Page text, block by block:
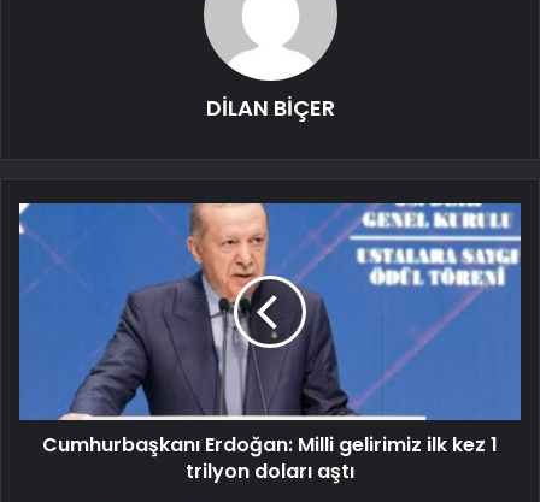
DİLAN BİÇER
Cumhurbaşkanı Erdoğan: Milli gelirimiz ilk kez 1
trilyon doları aştı